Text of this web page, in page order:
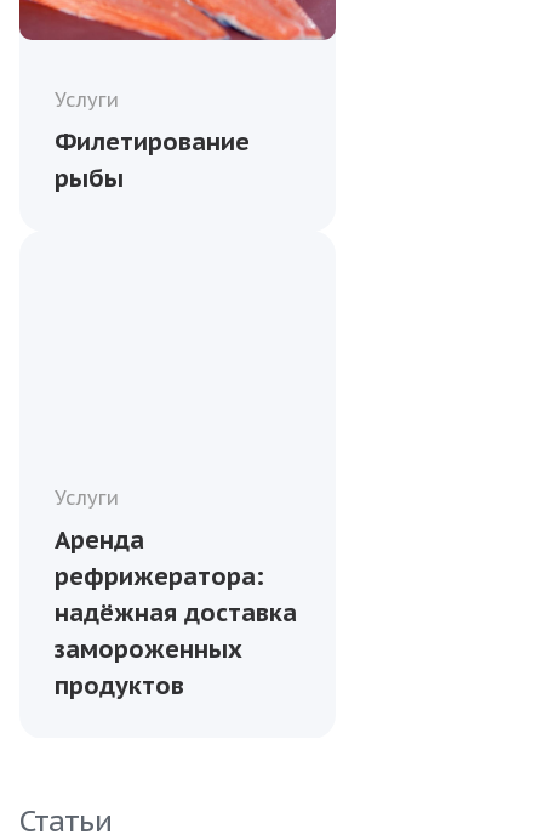
Услуги
Филетирование
рыбы
Услуги
Аренда
рефрижератора:
надёжная доставка
замороженных
продуктов
Статьи